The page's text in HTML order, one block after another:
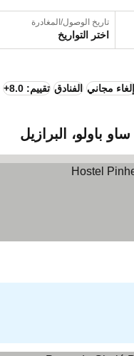
تاريخ الوصول/المغادرة
اختر التواريخ
إلغاء مجاني الفنادق تقييم: 8.0+
باولو، البرازيل